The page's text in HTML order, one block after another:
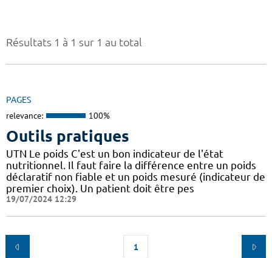
Résultats 1 à 1 sur 1 au total
PAGES
relevance: 100%
Outils pratiques
UTN Le poids C'est un bon indicateur de l'état
nutritionnel. Il faut faire la différence entre un poids
déclaratif non fiable et un poids mesuré (indicateur de
premier choix). Un patient doit être pes
19/07/2024 12:29
1